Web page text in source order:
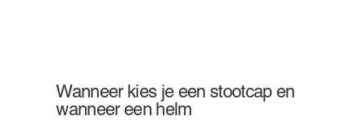
Wanneer kies je een stootcap en
wanneer een helm